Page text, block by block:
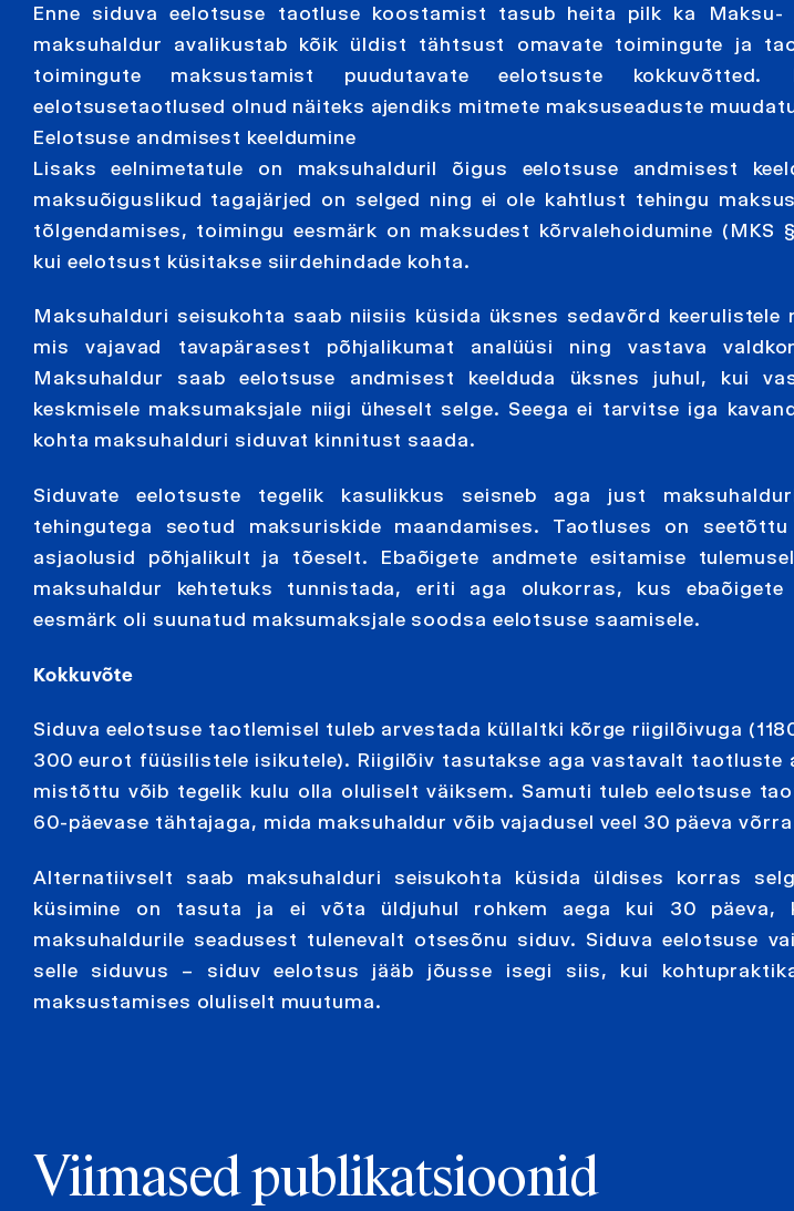
Enne siduva eelotsuse taotluse koostamist tasub heita pilk ka Maksu-
maksuhaldur avalikustab kõik üldist tähtsust omavate toimingute ja
toimingute maksustamist puudutavate eelotsuste
eelotsusetaotlused olnud näiteks ajendiks mitmete maksuseaduste
Eelotsuse andmisest keeldumine
Lisaks eelnimetatule on maksuhalduril õigus eelotsuse andmisest
maksuõiguslikud tagajärjed on selged ning ei ole kahtlust tehingu
tõlgendamises, toimingu eesmärk on maksudest kõrvalehoidumine (MKS
kui eelotsust küsitakse siirdehindade kohta.
Maksuhalduri seisukohta saab niisiis küsida üksnes sedavõrd
mis vajavad tavapärasest põhjalikumat analüüsi ning vastava
Maksuhaldur saab eelotsuse andmisest keelduda üksnes juhul, kui
keskmisele maksumaksjale niigi üheselt selge. Seega ei tarvitse iga
kohta maksuhalduri siduvat kinnitust saada.
Siduvate eelotsuste tegelik kasulikkus seisneb aga just
tehingutega seotud maksuriskide maandamises. Taotluses on
asjaolusid põhjalikult ja tõeselt. Ebaõigete andmete esitamise
maksuhaldur kehtetuks tunnistada, eriti aga olukorras, kus ebaõigete
eesmärk oli suunatud maksumaksjale soodsa eelotsuse saamisele.
Kokkuvõte
Siduva eelotsuse taotlemisel tuleb arvestada küllaltki kõrge riigilõivuga
300 eurot füüsilistele isikutele). Riigilõiv tasutakse aga vastavalt taotluste
mistõttu võib tegelik kulu olla oluliselt väiksem. Samuti tuleb eelotsuse
60-päevase tähtajaga, mida maksuhaldur võib vajadusel veel 30 päeva
Alternatiivselt saab maksuhalduri seisukohta küsida üldises korras
küsimine on tasuta ja ei võta üldjuhul rohkem aega kui 30 päeva,
maksuhaldurile seadusest tulenevalt otsesõnu siduv. Siduva eelotsuse
selle siduvus – siduv eelotsus jääb jõusse isegi siis, kui
maksustamises oluliselt muutuma.
Viimased publikatsioonid